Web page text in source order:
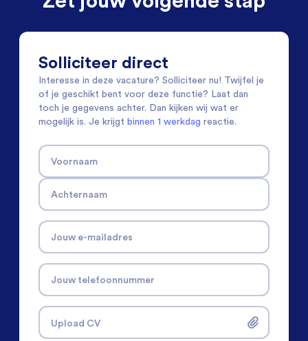
Solliciteer direct
Interesse in deze vacature? Solliciteer nu! Twijfel je
of je geschikt bent voor deze functie? Laat dan
toch je gegevens achter. Dan kijken wij wat er
mogelijk is. Je krijgt binnen 1 werkdag reactie.
Voornaam
Achternaam
Jouw e-mailadres
Jouw telefoonnummer
Upload CV